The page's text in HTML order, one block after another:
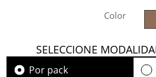
Color
SELECCIONE
Por pack